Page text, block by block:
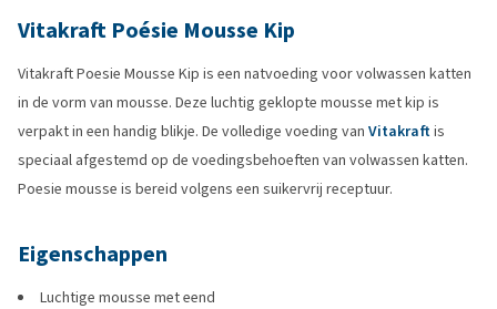
Vitakraft Poésie Mousse Kip
Vitakraft Poesie Mousse Kip is een natvoeding voor volwassen katten
in de vorm van mousse. Deze luchtig geklopte mousse met kip is
verpakt in een handig blikje. De volledige voeding van Vitakraftis
speciaal afgestemd op de voedingsbehoeften van volwassen katten.
Poesie mousse is bereid volgens een suikervrij receptuur.
Eigenschappen
Luchtige mousse met eend